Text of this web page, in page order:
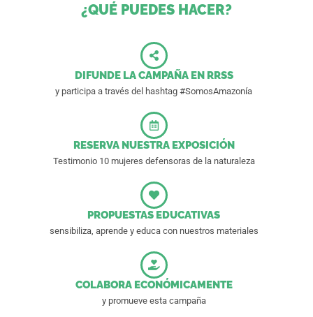
¿QUÉ PUEDES HACER?
DIFUNDE LA CAMPAÑA EN RRSS
y participa a través del hashtag #SomosAmazonía
RESERVA NUESTRA EXPOSICIÓN
Testimonio 10 mujeres defensoras de la naturaleza
PROPUESTAS EDUCATIVAS
sensibiliza, aprende y educa con nuestros materiales
COLABORA ECONÓMICAMENTE
y promueve esta campaña